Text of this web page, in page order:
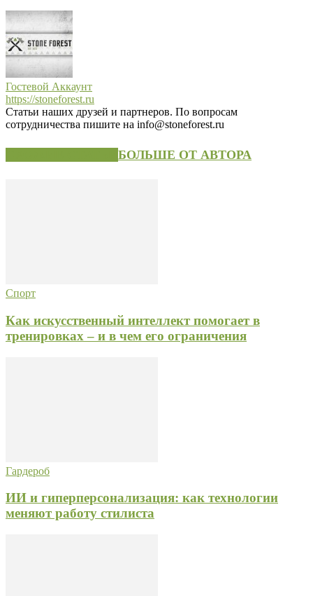
Гостевой Аккаунт
https://stoneforest.ru
Статьи наших друзей и партнеров. По вопросам
сотрудничества пишите на info@stoneforest.ru
БОЛЬШЕ ОТ АВТОРА
Спорт
Как искусственный интеллект помогает в
тренировках – и в чем его ограничения
Гардероб
ИИ и гиперперсонализация: как технологии
меняют работу стилиста